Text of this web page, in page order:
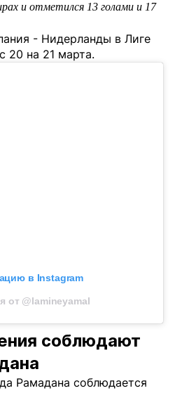
и отметился 13 голами и 17
- Нидерланды в Лиге
20 на 21 марта.
в Instagram
от @lamineyamal
соблюдают
Рамадана соблюдается